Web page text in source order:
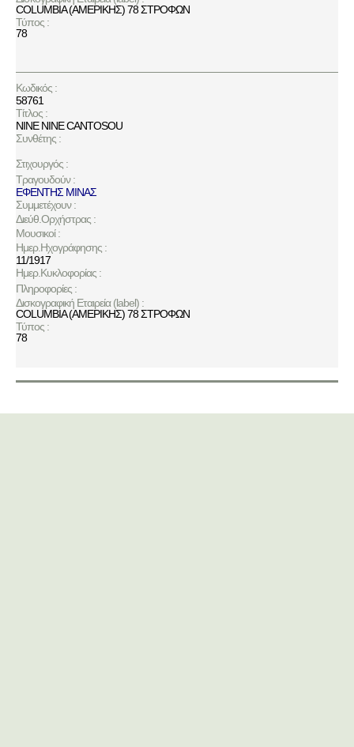
COLUMBIA (ΑΜΕΡΙΚΗΣ) 78 ΣΤΡΟΦΩΝ
Τύπος :
78
Κωδικός :
58761
Τίτλος :
NINE NINE CANTOSOU
Συνθέτης :
Στιχουργός :
Τραγουδούν :
ΕΦΕΝΤΗΣ ΜΙΝΑΣ
Συμμετέχουν :
Διεύθ.Ορχήστρας :
Μουσικοί :
Ημερ.Ηχογράφησης :
11/1917
Ημερ.Κυκλοφορίας :
Πληροφορίες :
Δισκογραφική Εταιρεία (label) :
COLUMBIA (ΑΜΕΡΙΚΗΣ) 78 ΣΤΡΟΦΩΝ
Τύπος :
78